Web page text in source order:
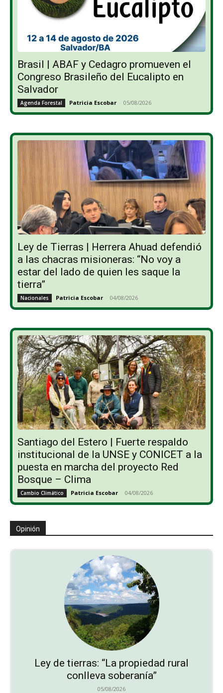
Brasil | ABAF y Cedagro promueven el
Congreso Brasileño del Eucalipto en
Salvador
Agenda Forestal Patricia Escobar - 05/08/2026
Ley de Tierras | Herrera Ahuad defendió
a las chacras misioneras: “No voy a
estar del lado de quien les saque la
tierra”
Nacionales Patricia Escobar - 04/08/2026
Santiago del Estero | Fuerte respaldo
institucional de la UNSE y CONICET a la
puesta en marcha del proyecto Red
Bosque – Clima
Cambio Climático Patricia Escobar - 04/08/2026
Opinión
Ley de tierras: “La propiedad rural
conlleva soberanía”
05/08/2026